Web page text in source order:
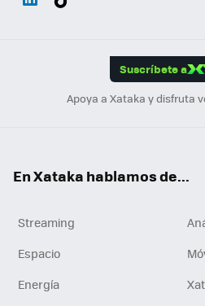
Suscríbete a
Apoya a Xataka y disfruta
En Xataka hablamos de...
Streaming
Espacio
Energía